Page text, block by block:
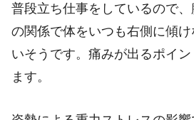
普段立ち仕事をしているので
の関係で体をいつも右側に傾
いそうです。痛みが出るポイ
ます。